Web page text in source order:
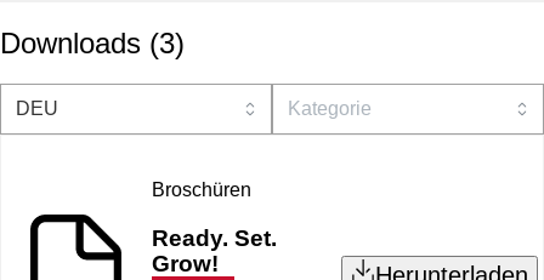
Downloads (3)
Broschüren
Ready. Set.
Grow!